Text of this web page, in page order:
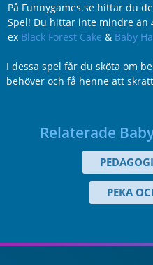
På Funnygames.se hittar du
Spel! Du hittar inte mindre än
ex Black Forest Cake & Baby
I dessa spel får du sköta om
behöver och få henne att
Relaterade
PEKA